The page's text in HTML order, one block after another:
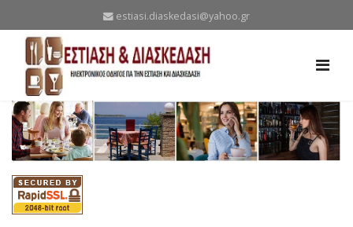
estiasi.diaskedasi@yahoo.gr